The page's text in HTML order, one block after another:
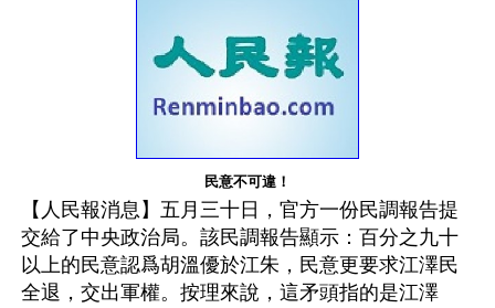
民意不可違！
【人民報消息】五月三十日，官方一份民調報告提
交給了中央政治局。該民調報告顯示：百分之九十
以上的民意認爲胡溫優於江朱，民意更要求江澤民
全退，交出軍權。按理來說，這矛頭指的是江澤